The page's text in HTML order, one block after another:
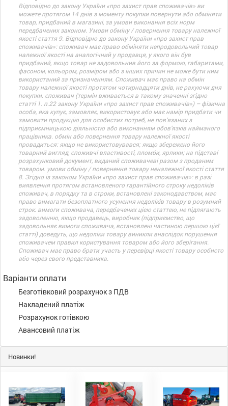
Відповідно до закону України «про захист прав споживачів» ви
можете протягом 14 днів з моменту покупки повернути або обміняти
товар, придбаний в магазині, за умови виконання всіх норм
передбачених законом. Умови обміну / повернення товару належної
якості стаття 9. Відповідно до закону України «про захист прав
споживачів»: споживач має право обміняти непродовольчий товар
належної якості на аналогічний у продавця, у якого він був
придбаний, якщо товар не задовольнив його за формою, габаритами,
фасоном, кольором, розміром або з інших причин не може бути ним
використаний за призначенням. Споживач має право на обмін
товару належної якості протягом чотирнадцяти днів, не рахуючи дня
покупки. споживач (термін вживається в такому значенні згідно
статті 1. п.22 закону України «про захист прав споживачів») – фізична
особа, яка купує, замовляє, використовує або має намір придбати чи
замовити продукцію для особистих потреб, не пов’язаних з
підприємницькою діяльністю або виконанням обов’язків найманого
працівника. обмін або повернення товару належної якості
провадиться: якщо не використовувався; якщо збережено його
товарний вигляд, споживчі властивості, пломби, ярлики; на підставі
розрахунковий документ, виданий споживачеві разом з проданим
товаром. умови обміну / повернення товару неналежної якості стаття
8. Згідно із законом України «про захист прав споживачів»: в разі
виявлення протягом встановленого гарантійного строку недоліків
споживач, в порядку та в строки, встановлені законодавством, має
право вимагати безоплатного усунення недоліків товару в розумний
строк. вимоги споживача, передбачених цією статтею, не підлягають
задоволенню, якщо продавець, виробник (підприємство, що
задовольняє вимоги споживача, встановлені частиною першою цієї
статті) доведуть, що недоліки товару виникли внаслідок порушення
споживачем правил користування товаром або його зберігання.
Споживач має право брати участь у перевірці якості товару особисто
або через свого представника.
Варіанти оплати
Безготівковий розрахунок з ПДВ
Накладений платіж
Розрахунок готівкою
Авансовий платіж
Новинки!